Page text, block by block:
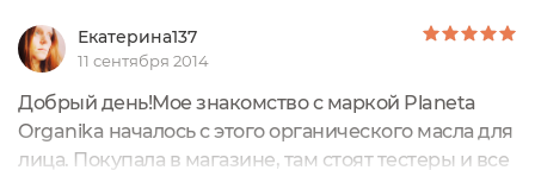
Екатерина137
11 сентября 2014
Добрый день!Мое знакомство с маркой Planeta
Organika началось с этого органического масла для
лица. Покупала в магазине, там стоят тестеры и все